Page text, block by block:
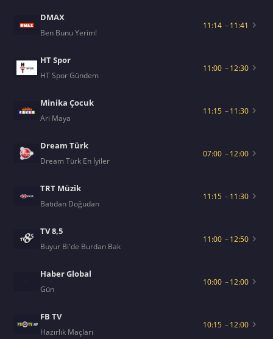
DMAX
Ben Bunu Yerim!
11:14 – 11:41
HT Spor
HT Spor Gündem
11:00 – 12:30
Minika Çocuk
Ari Maya
11:15 – 11:30
Dream Türk
Dream Türk En İyiler
07:00 – 12:00
TRT Müzik
Batıdan Doğudan
11:15 – 11:30
TV 8,5
Buyur Bi'de Burdan Bak
11:00 – 12:50
Haber Global
Gün
10:00 – 12:00
FB TV
Hazırlık Maçları
10:15 – 12:00